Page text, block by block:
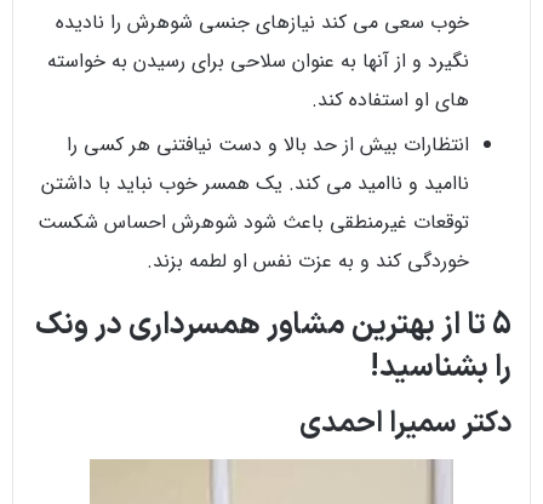
خوب سعی می کند نیازهای جنسی شوهرش را نادیده
نگیرد و از آنها به عنوان سلاحی برای رسیدن به خواسته
های او استفاده کند.
انتظارات بیش از حد بالا و دست نیافتنی هر کسی را
ناامید و ناامید می کند. یک همسر خوب نباید با داشتن
توقعات غیرمنطقی باعث شود شوهرش احساس شکست
خوردگی کند و به عزت نفس او لطمه بزند.
5 تا از بهترین مشاور همسرداری در ونک
را بشناسید!
دکتر سمیرا احمدی